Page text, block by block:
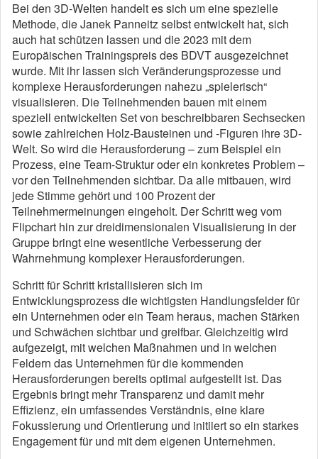
Bei den 3D-Welten handelt es sich um eine spezielle
Methode, die Janek Panneitz selbst entwickelt hat, sich
auch hat schützen lassen und die 2023 mit dem
Europäischen Trainingspreis des BDVT ausgezeichnet
wurde. Mit ihr lassen sich Veränderungsprozesse und
komplexe Herausforderungen nahezu „spielerisch“
visualisieren. Die Teilnehmenden bauen mit einem
speziell entwickelten Set von beschreibbaren Sechsecken
sowie zahlreichen Holz-Bausteinen und -Figuren ihre 3D-
Welt. So wird die Herausforderung – zum Beispiel ein
Prozess, eine Team-Struktur oder ein konkretes Problem –
vor den Teilnehmenden sichtbar. Da alle mitbauen, wird
jede Stimme gehört und 100 Prozent der
Teilnehmermeinungen eingeholt. Der Schritt weg vom
Flipchart hin zur dreidimensionalen Visualisierung in der
Gruppe bringt eine wesentliche Verbesserung der
Wahrnehmung komplexer Herausforderungen.
Schritt für Schritt kristallisieren sich im
Entwicklungsprozess die wichtigsten Handlungsfelder für
ein Unternehmen oder ein Team heraus, machen Stärken
und Schwächen sichtbar und greifbar. Gleichzeitig wird
aufgezeigt, mit welchen Maßnahmen und in welchen
Feldern das Unternehmen für die kommenden
Herausforderungen bereits optimal aufgestellt ist. Das
Ergebnis bringt mehr Transparenz und damit mehr
Effizienz, ein umfassendes Verständnis, eine klare
Fokussierung und Orientierung und initiiert so ein starkes
Engagement für und mit dem eigenen Unternehmen.